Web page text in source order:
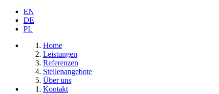
EN
DE
PL
Home
Leistungen
Referenzen
Stellenangebote
Über uns
Kontakt